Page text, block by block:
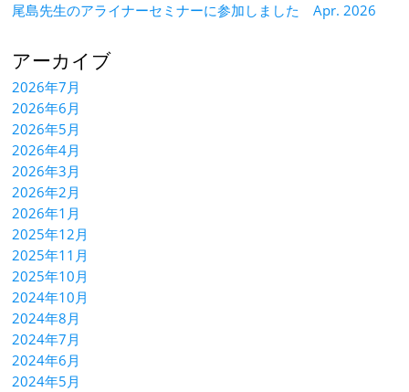
尾島先生のアライナーセミナーに参加しました Apr. 2026
アーカイブ
2026年7月
2026年6月
2026年5月
2026年4月
2026年3月
2026年2月
2026年1月
2025年12月
2025年11月
2025年10月
2024年10月
2024年8月
2024年7月
2024年6月
2024年5月